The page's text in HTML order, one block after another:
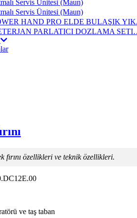
Servis Ünitesi (Maun)
Servis Ünitesi (Maun)
HAND PRO ELDE BULAŞIK
PARLATICI DOZLAMA
fırını özellikleri ve teknik özellikleri.
ve taş taban